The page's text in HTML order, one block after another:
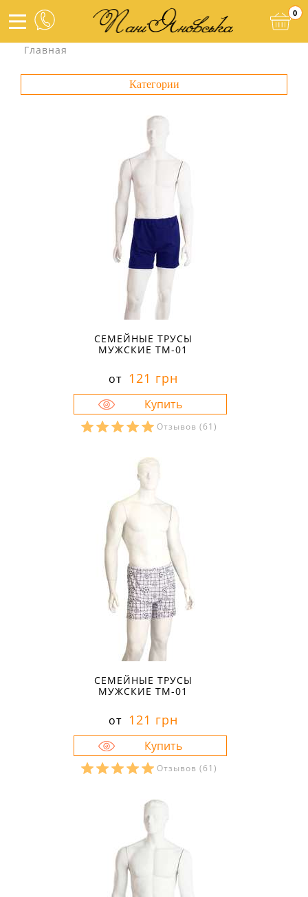
0
Главная
Категории
СЕМЕЙНЫЕ ТРУСЫ
МУЖСКИЕ ТМ-01
от 121 грн
Отзывов (61)
44
СЕМЕЙНЫЕ ТРУСЫ
МУЖСКИЕ ТМ-01
от 121 грн
Отзывов (61)
44